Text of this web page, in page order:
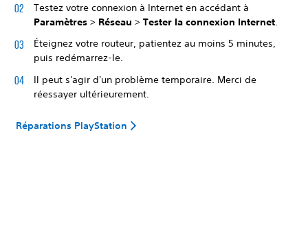
Testez votre connexion à Internet en accédant à
Paramètres > Réseau > Tester la connexion Internet
Éteignez votre routeur, patientez au moins 5 minutes,
puis redémarrez-le.
Il peut s'agir d'un problème temporaire. Merci de
réessayer ultérieurement.
Réparations PlayStation